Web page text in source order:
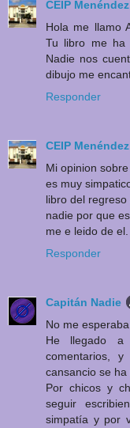
CEIP
Hola me llamo
Tu libro me ha
Nadie nos
dibujo me
Responder
CEIP
Mi opinion
es muy
libro del regreso
nadie por que
me e leido de el.
Responder
Capitán Nadie
No me
He llegado a
comentarios,
cansancio se
Por chicos y
seguir
simpatía y por